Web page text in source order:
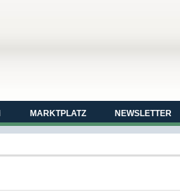
MARKTPLATZ NEWSLETTER